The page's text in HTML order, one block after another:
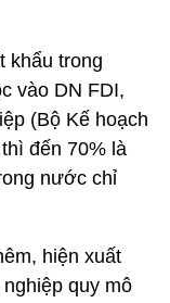
khẩu trong
vào DN FDI,
(Bộ Kế hoạch
đến 70% là
nước chỉ
hiện xuất
quy mô